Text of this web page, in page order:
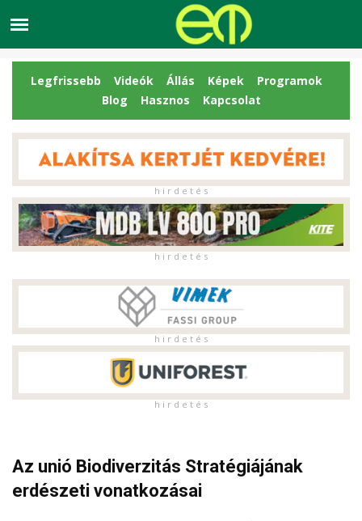
Legfrissebb Videók Állás Képek
Programok
Blog
Hasznos Kapcsolat
h i r d e t é s
h i r d e t é s
h i r d e t é s
h i r d e t é s
Az unió Biodiverzitás Stratégiájának
erdészeti vonatkozásai